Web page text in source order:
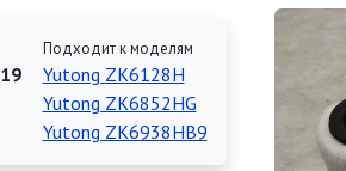
Подходит к моделям
Yutong ZK6128H
Yutong ZK6852HG
Yutong ZK6938HB9